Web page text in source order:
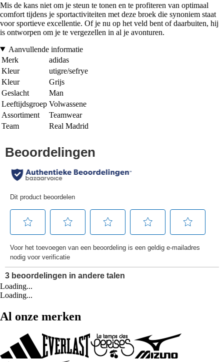
Mis de kans niet om je steun te tonen en te profiteren van optimaal
comfort tijdens je sportactiviteiten met deze broek die synoniem staat
voor sportieve excellentie. Of je nu op het veld bent of daarbuiten, hij
is ontworpen om je te vergezellen in al je avonturen.
Aanvullende informatie
Merk
adidas
Kleur
utigre/sefrye
Kleur
Grijs
Geslacht
Man
Leeftijdsgroep Volwassene
Assortiment
Teamwear
Team
Real Madrid
Loading...
Loading...
Al onze merken